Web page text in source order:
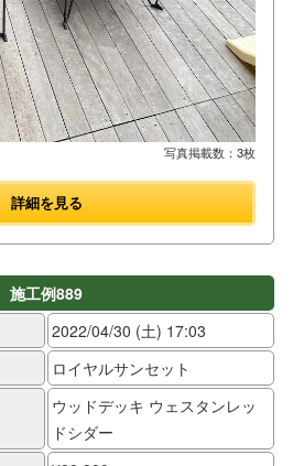
写真掲載数：3枚
詳細を見る
施工例889
2022/04/30 (土) 17:03
ロイヤルサンセット
ウッドデッキ ウェスタンレッ
ドシダー